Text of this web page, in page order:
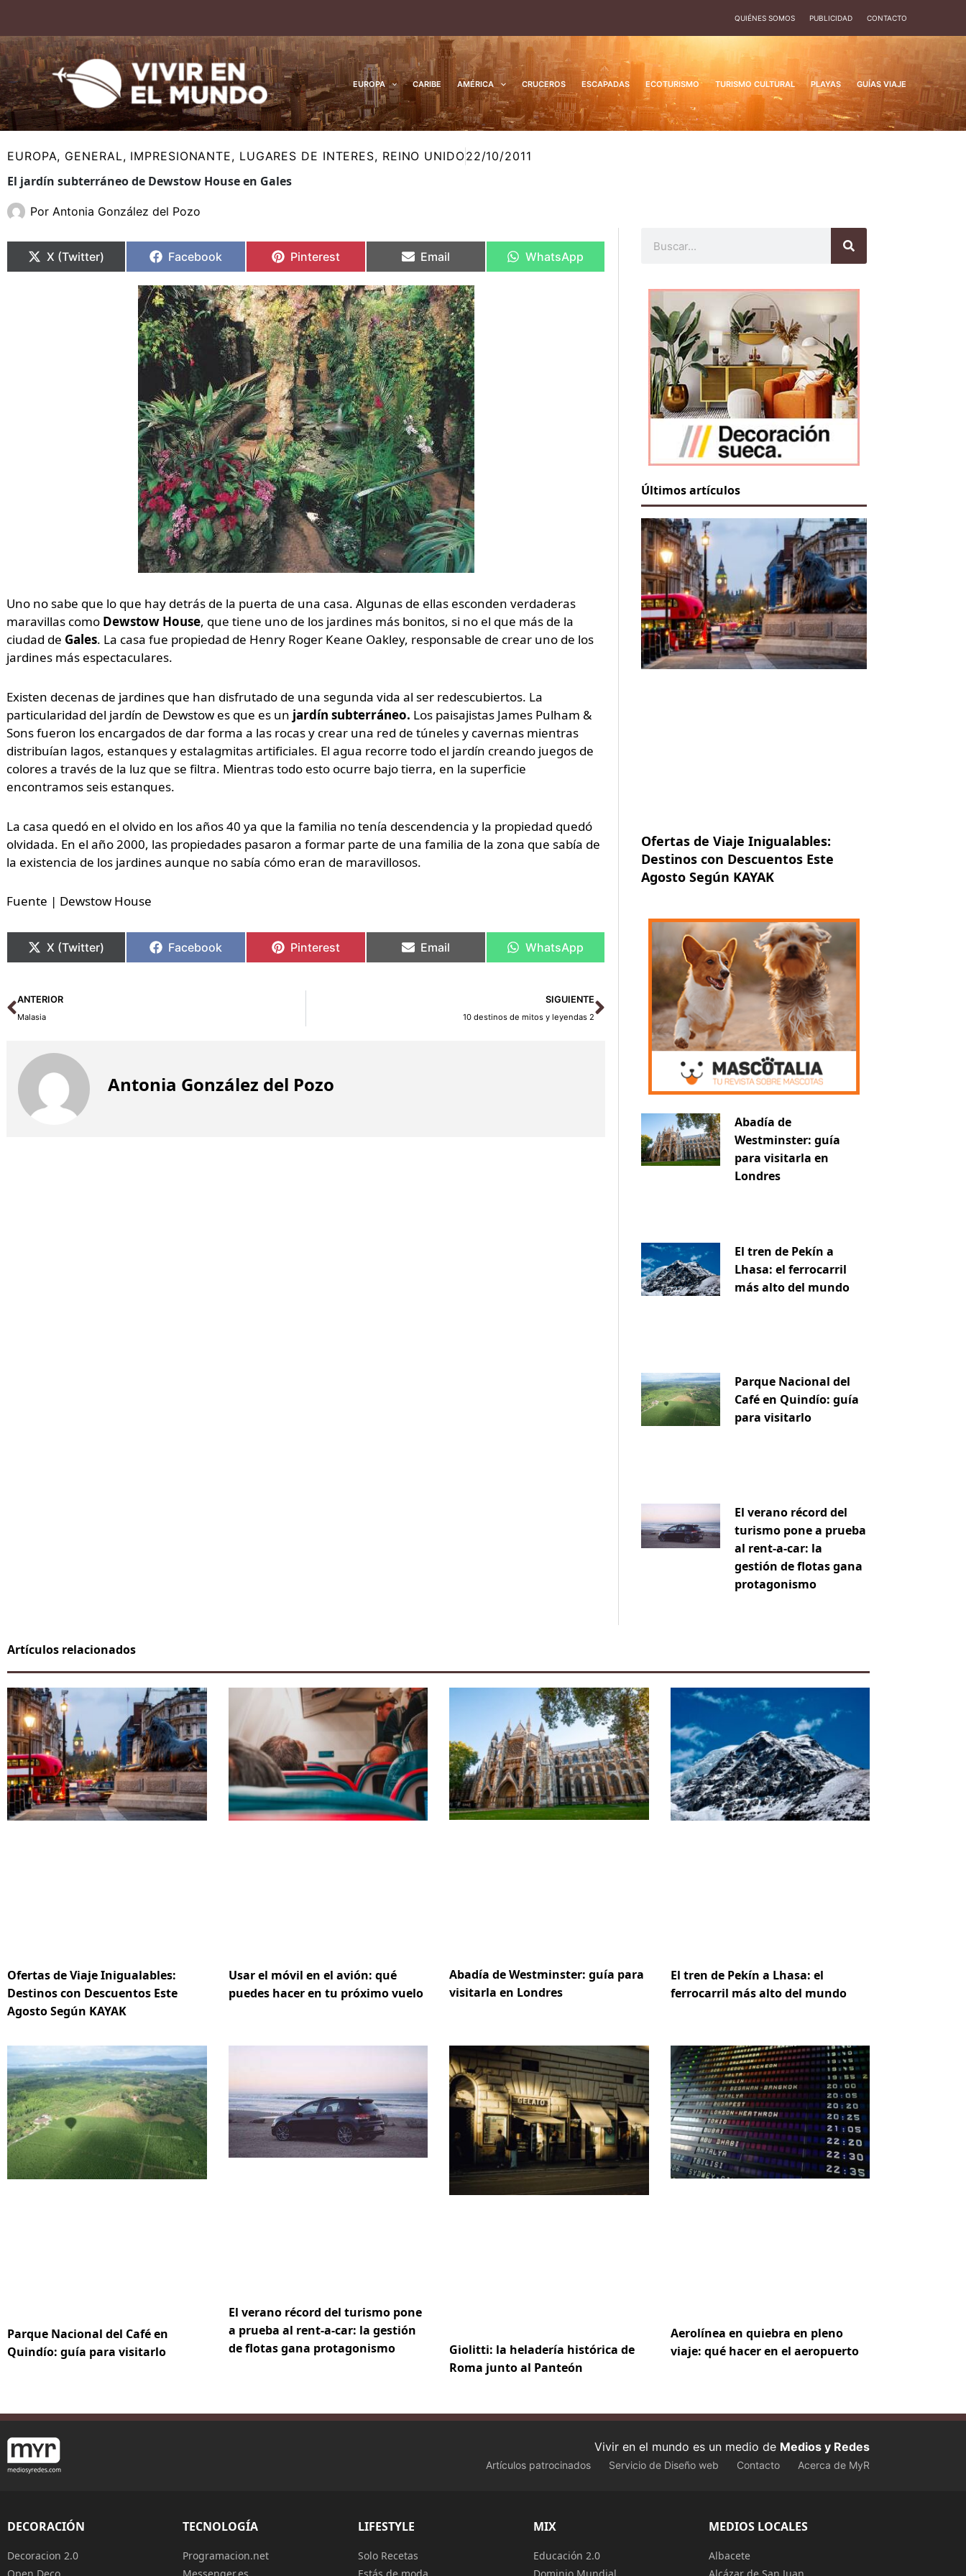
contenido
QUIÉNES SOMOS PUBLICIDAD CONTACTO
EUROPA CARIBE AMÉRICA CRUCEROS ESCAPADAS ECOTURISMO TURISMO CULTURAL PLAYAS GUÍAS VIAJE
EUROPA, GENERAL, IMPRESIONANTE, LUGARES DE INTERES, REINO UNIDO22/10/2011
El jardín subterráneo de Dewstow House en Gales
Por Antonia González del Pozo
en
X (Twitter)
en
Facebook
en
Pinterest
en
Email
en
WhatsApp
Uno no sabe que lo que hay detrás de la puerta de una casa. Algunas de ellas esconden verdaderas
maravillas como Dewstow House, que tiene uno de los jardines más bonitos, si no el que más de la
ciudad de Gales. La casa fue propiedad de Henry Roger Keane Oakley, responsable de crear uno de los
jardines más espectaculares.
Existen decenas de jardines que han disfrutado de una segunda vida al ser redescubiertos. La
particularidad del jardín de Dewstow es que es un jardín subterráneo. Los paisajistas James Pulham &
Sons fueron los encargados de dar forma a las rocas y crear una red de túneles y cavernas mientras
distribuían lagos, estanques y estalagmitas artificiales. El agua recorre todo el jardín creando juegos de
colores a través de la luz que se filtra. Mientras todo esto ocurre bajo tierra, en la superficie
encontramos seis estanques.
La casa quedó en el olvido en los años 40 ya que la familia no tenía descendencia y la propiedad quedó
olvidada. En el año 2000, las propiedades pasaron a formar parte de una familia de la zona que sabía de
la existencia de los jardines aunque no sabía cómo eran de maravillosos.
Fuente | Dewstow House
en
X (Twitter)
en
Facebook
en
Pinterest
en
Email
en
WhatsApp
Ant
ANTERIOR
Malasia
SIGUIENTE
10 destinos de mitos y leyendas 2
Siguiente
Antonia González del Pozo
Últimos artículos
Ofertas de Viaje Inigualables:
Destinos con Descuentos Este
Agosto Según KAYAK
Abadía de
Westminster: guía
para visitarla en
Londres
El tren de Pekín a
Lhasa: el ferrocarril
más alto del mundo
Parque Nacional del
Café en Quindío: guía
para visitarlo
El verano récord del
turismo pone a prueba
al rent-a-car: la
gestión de flotas gana
protagonismo
Artículos relacionados
Ofertas de Viaje Inigualables:
Destinos con Descuentos Este
Agosto Según KAYAK
Usar el móvil en el avión: qué
puedes hacer en tu próximo vuelo
Abadía de Westminster: guía para
visitarla en Londres
El tren de Pekín a Lhasa: el
ferrocarril más alto del mundo
Parque Nacional del Café en
Quindío: guía para visitarlo
El verano récord del turismo pone
a prueba al rent-a-car: la gestión
de flotas gana protagonismo
Giolitti: la heladería histórica de
Roma junto al Panteón
Aerolínea en quiebra en pleno
viaje: qué hacer en el aeropuerto
Vivir en el mundo es un medio de Medios y Redes
Artículos patrocinados Servicio de Diseño web Contacto Acerca de MyR
DECORACIÓN
Decoracion 2.0
Open Deco
TECNOLOGÍA
Programacion.net
Messenger.es
LIFESTYLE
Solo Recetas
Estás de moda
MIX
Educación 2.0
Dominio Mundial
MEDIOS LOCALES
Albacete
Alcázar de San Juan